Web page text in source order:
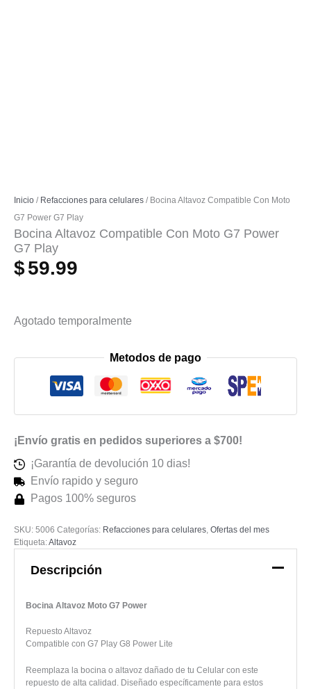
Inicio / Refacciones para celulares / Bocina Altavoz Compatible Con Moto
G7 Power G7 Play
Bocina Altavoz Compatible Con Moto G7 Power
G7 Play
$59.99
Agotado temporalmente
Metodos de pago
¡Envío gratis en pedidos superiores a $700!
¡Garantía de devolución 10 dias!
Envío rapido y seguro
Pagos 100% seguros
SKU: 5006 Categorías: Refacciones para celulares, Ofertas del mes
Etiqueta:Altavoz
Descripción
Bocina Altavoz Moto G7 Power
Repuesto Altavoz
Compatible con G7 Play G8 Power Lite
Reemplaza la bocina o altavoz dañado de tu Celular con este
repuesto de alta calidad. Diseñado específicamente para estos